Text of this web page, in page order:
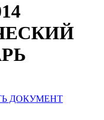
ДОКУМЕНТ